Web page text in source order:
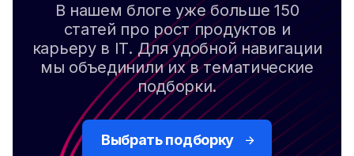
В нашем блоге уже больше 150
статей про рост продуктов и
карьеру в IT. Для удобной навигации
мы объединили их в тематические
подборки.
Выбрать подборку